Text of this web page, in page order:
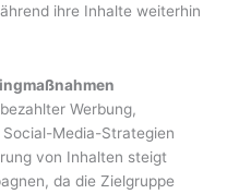
ihre Inhalte weiterhin
Werbung,
Media-Strategien
von Inhalten steigt
da die Zielgruppe